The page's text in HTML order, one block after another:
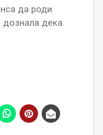
да роди
дознала дека